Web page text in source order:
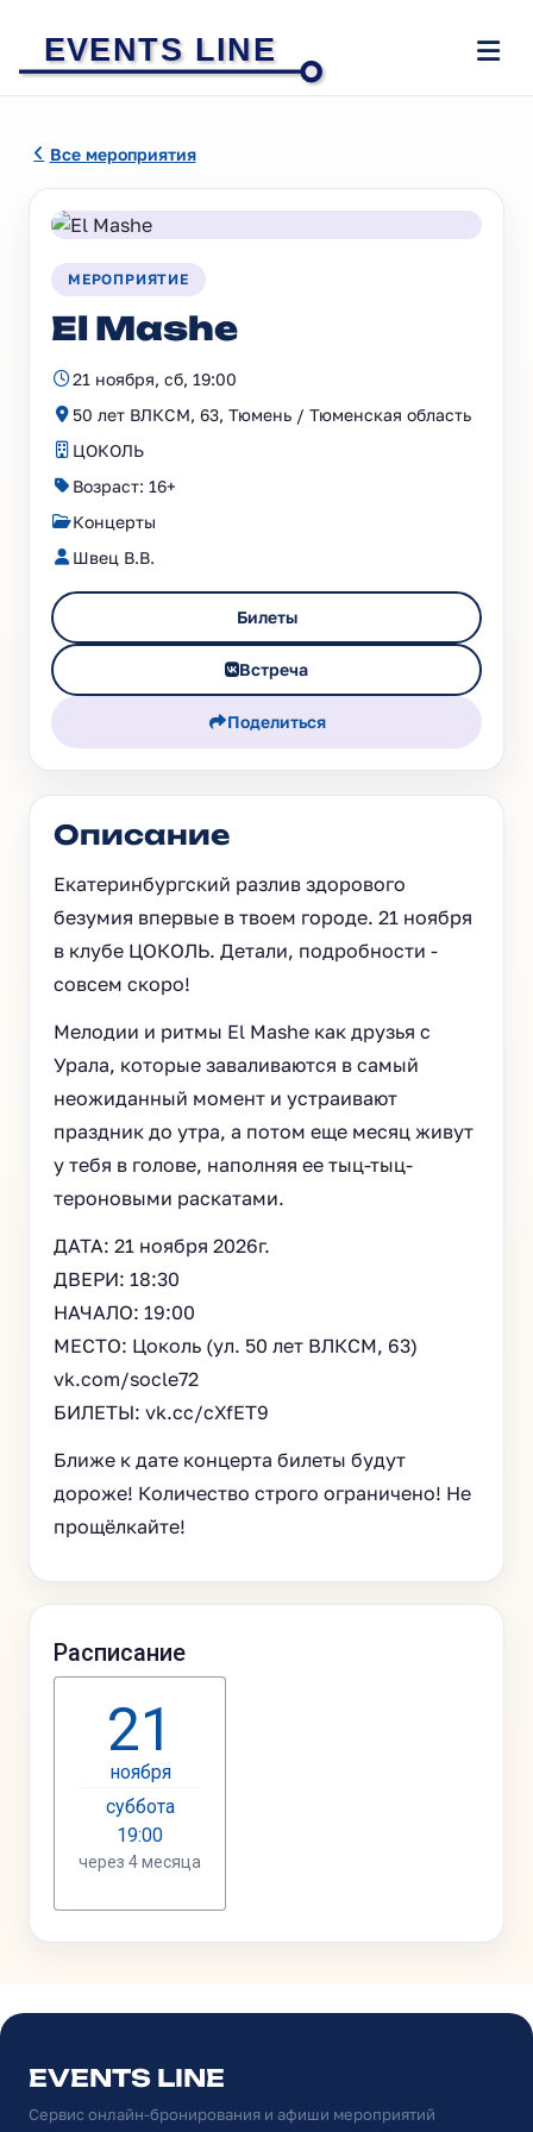
EVENTS LINE
Все мероприятия
МЕРОПРИЯТИЕ
El Mashe
21 ноября, сб, 19:00
50 лет ВЛКСМ, 63, Тюмень / Тюменская область
ЦОКОЛЬ
Возраст: 16+
Концерты
Швец В.В.
Билеты
Встреча
Поделиться
Описание
Екатеринбургский разлив здорового
безумия впервые в твоем городе. 21 ноября
в клубе ЦОКОЛЬ. Детали, подробности -
совсем скоро!
Мелодии и ритмы El Mashe как друзья с
Урала, которые заваливаются в самый
неожиданный момент и устраивают
праздник до утра, а потом еще месяц живут
у тебя в голове, наполняя ее тыц-тыц-
тероновыми раскатами.
ДАТА: 21 ноября 2026г.
ДВЕРИ: 18:30
НАЧАЛО: 19:00
МЕСТО: Цоколь (ул. 50 лет ВЛКСМ, 63)
vk.com/socle72
БИЛЕТЫ: vk.cc/cXfET9
Ближе к дате концерта билеты будут
дороже! Количество строго ограничено! Не
прощёлкайте!
EVENTS LINE
Сервис онлайн-бронирования и афиши мероприятий